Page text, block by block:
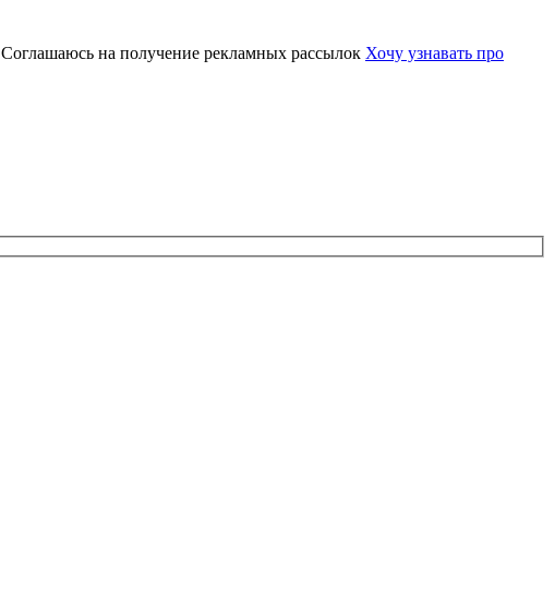
Соглашаюсь на получение рекламных рассылок Хочу узнавать про